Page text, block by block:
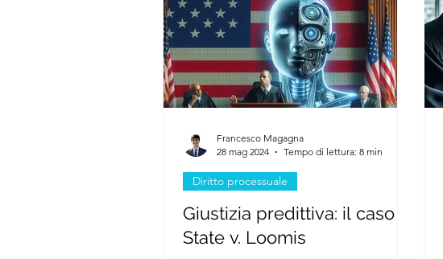
Giustizia predittiva: il caso
State v. Loomis
Diritto processuale
Francesco Magagna
28 mag 2024
Tempo di lettura: 8 min